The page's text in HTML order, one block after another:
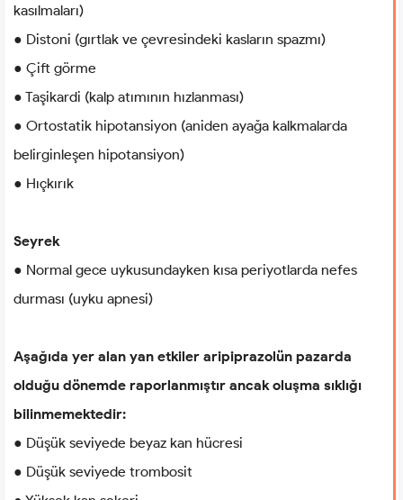
kasılmaları)
● Distoni (gırtlak ve çevresindeki kasların spazmı)
● Çift görme
● Taşikardi (kalp atımının hızlanması)
● Ortostatik hipotansiyon (aniden ayağa kalkmalarda
belirginleşen hipotansiyon)
● Hıçkırık
Seyrek
● Normal gece uykusundayken kısa periyotlarda nefes
durması (uyku apnesi)
Aşağıda yer alan yan etkiler aripiprazolün pazarda
olduğu dönemde raporlanmıştır ancak oluşma sıklığı
bilinmemektedir:
● Düşük seviyede beyaz kan hücresi
● Düşük seviyede trombosit